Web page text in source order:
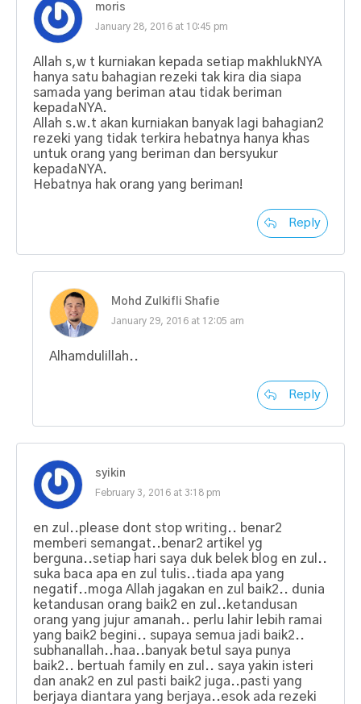
moris
January 28, 2016 at 10:45 pm
Allah s,w t kurniakan kepada setiap makhlukNYA
hanya satu bahagian rezeki tak kira dia siapa
samada yang beriman atau tidak beriman
kepadaNYA.
Allah s.w.t akan kurniakan banyak lagi bahagian2
rezeki yang tidak terkira hebatnya hanya khas
untuk orang yang beriman dan bersyukur
kepadaNYA.
Hebatnya hak orang yang beriman!
Reply
Mohd Zulkifli Shafie
January 29, 2016 at 12:05 am
Alhamdulillah..
Reply
syikin
February 3, 2016 at 3:18 pm
en zul..please dont stop writing.. benar2
memberi semangat..benar2 artikel yg
berguna..setiap hari saya duk belek blog en zul..
suka baca apa en zul tulis..tiada apa yang
negatif..moga Allah jagakan en zul baik2.. dunia
ketandusan orang baik2 en zul..ketandusan
orang yang jujur amanah.. perlu lahir lebih ramai
yang baik2 begini.. supaya semua jadi baik2..
subhanallah..haa..banyak betul saya punya
baik2.. bertuah family en zul.. saya yakin isteri
dan anak2 en zul pasti baik2 juga..pasti yang
berjaya diantara yang berjaya..esok ada rezeki